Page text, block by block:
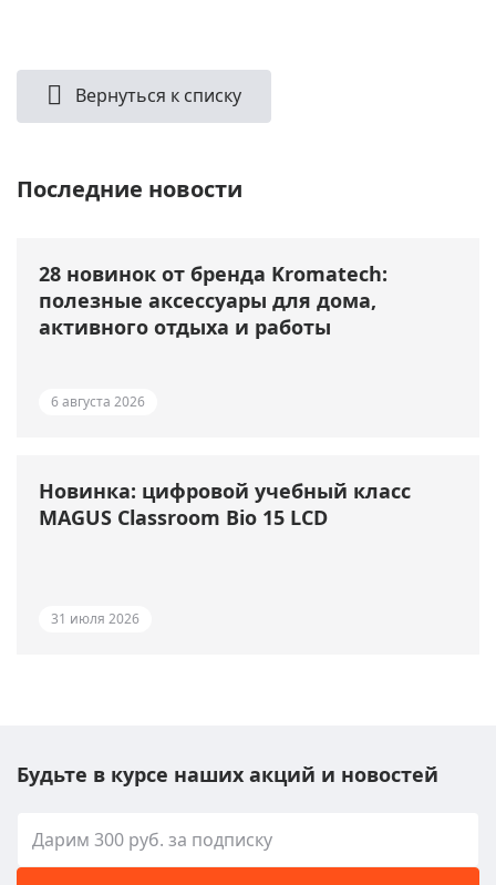
Вернуться к списку
Последние новости
28 новинок от бренда Kromatech:
полезные аксессуары для дома,
активного отдыха и работы
6 августа 2026
Новинка: цифровой учебный класс
MAGUS Classroom Bio 15 LCD
31 июля 2026
Будьте в курсе наших акций и новостей